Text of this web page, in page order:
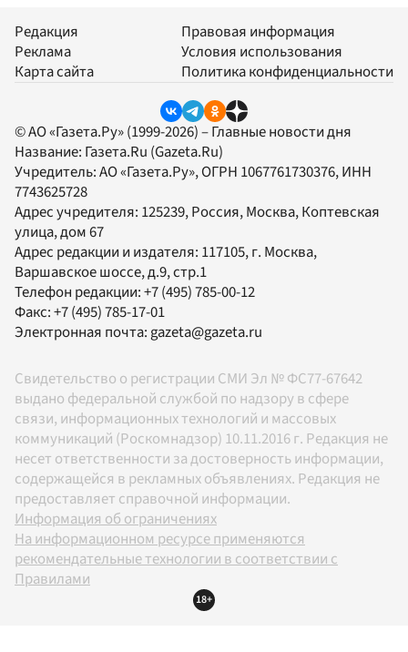
Редакция
Реклама
Карта сайта
Правовая информация
Условия использования
Политика конфиденциальности
© АО «Газета.Ру» (1999-2026) – Главные новости дня
Название: Газета.Ru (Gazeta.Ru)
Учредитель:АО «Газета.Ру», ОГРН 1067761730376, ИНН
7743625728
Адрес учредителя: 125239, Россия, Москва, Коптевская
улица, дом 67
Адрес редакции и издателя: 117105, г. Москва,
Варшавское шоссе, д.9, стр.1
Телефон редакции:+7 (495) 785-00-12
Факс:+7 (495) 785-17-01
Электронная почта:gazeta@gazeta.ru
Свидетельство о регистрации СМИ Эл № ФС77-67642
выдано федеральной службой по надзору в сфере
связи, информационных технологий и массовых
коммуникаций (Роскомнадзор) 10.11.2016 г. Редакция не
несет ответственности за достоверность информации,
содержащейся в рекламных объявлениях. Редакция не
предоставляет справочной информации.
Информация об ограничениях
На информационном ресурсе применяются
рекомендательные технологии в соответствии с
Правилами
18+